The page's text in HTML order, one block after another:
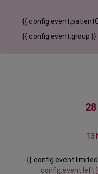
{{
{{ config.event.group }}
{{
config.event.left